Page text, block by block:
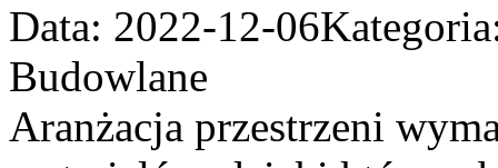
Data: 2022-12-06
Budowlane
Aranżacja przestrzeni